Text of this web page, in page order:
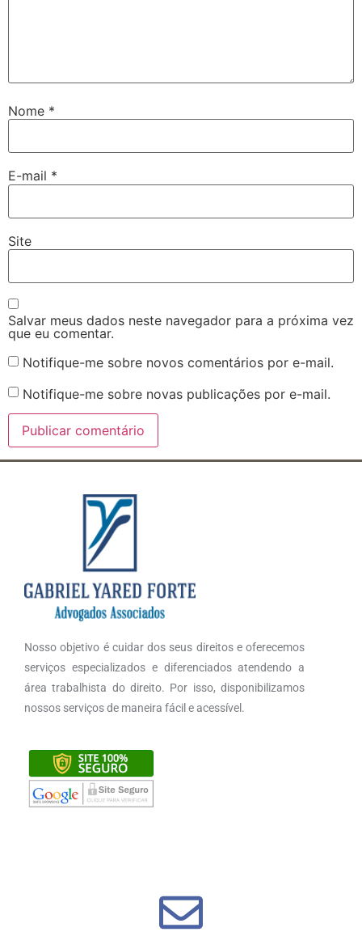
Nome *
E-mail *
Site
Salvar meus dados neste navegador para a próxima vez
que eu comentar.
Notifique-me sobre novos comentários por e-mail.
Notifique-me sobre novas publicações por e-mail.
Nosso objetivo é cuidar dos seus direitos e oferecemos
serviços especializados e diferenciados atendendo a
área trabalhista do direito. Por isso, disponibilizamos
nossos serviços de maneira fácil e acessível.